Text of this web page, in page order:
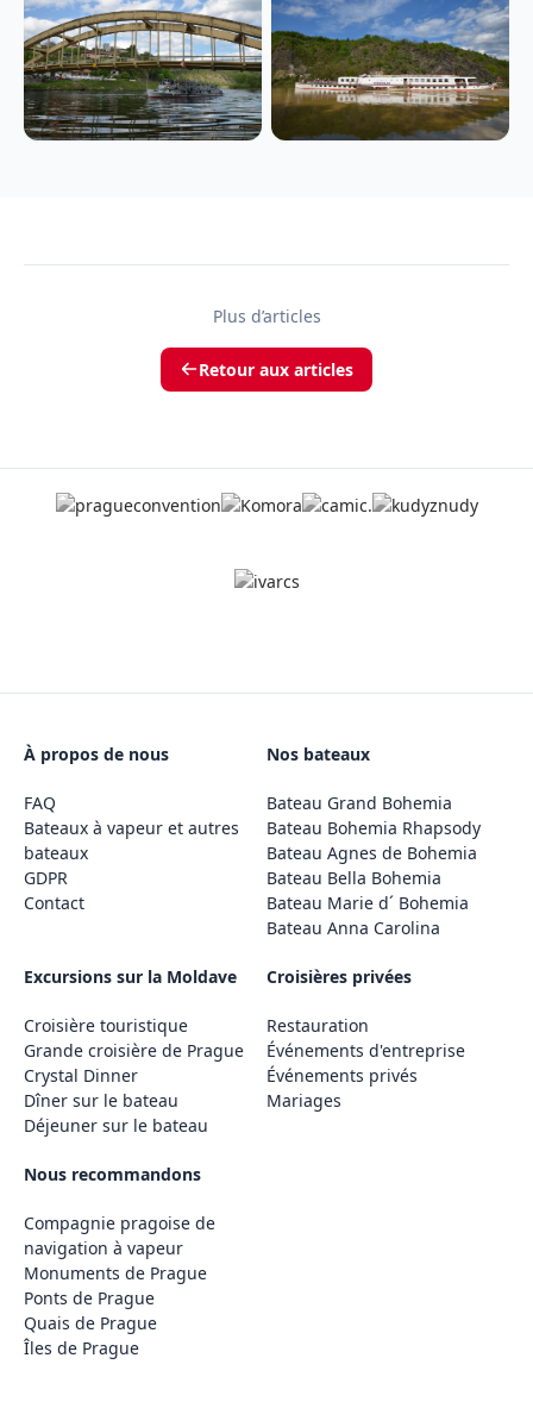
Plus d’articles
Retour aux articles
À propos de nous
FAQ
Bateaux à vapeur et autres
bateaux
GDPR
Contact
Nos bateaux
Bateau Grand Bohemia
Bateau Bohemia Rhapsody
Bateau Agnes de Bohemia
Bateau Bella Bohemia
Bateau Marie d´ Bohemia
Bateau Anna Carolina
Excursions sur la Moldave
Croisière touristique
Grande croisière de Prague
Crystal Dinner
Dîner sur le bateau
Déjeuner sur le bateau
Croisières privées
Restauration
Événements d'entreprise
Événements privés
Mariages
Nous recommandons
Compagnie pragoise de
navigation à vapeur
Monuments de Prague
Ponts de Prague
Quais de Prague
Îles de Prague